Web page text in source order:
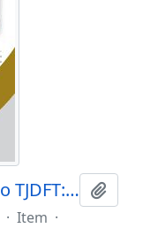
Monumentum - Biblioteca do TJDFT: uma história de preservação e acesso ao conhecimento
· Item ·